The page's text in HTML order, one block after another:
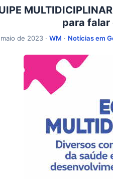
para falar
de 2023 ·WM · Notícias em